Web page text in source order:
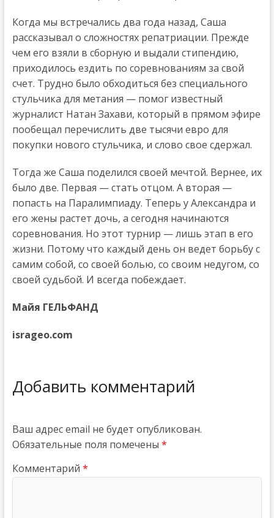
Когда мы встречались два года назад, Саша
рассказывал о сложностях репатриации. Прежде
чем его взяли в сборную и выдали стипендию,
приходилось ездить по соревнованиям за свой
счет. Трудно было обходиться без специального
стульчика для метания — помог известный
журналист Натан Захави, который в прямом эфире
пообещал перечислить две тысячи евро для
покупки нового стульчика, и слово свое сдержал.
Тогда же Саша поделился своей мечтой. Вернее, их
было две. Первая — стать отцом. А вторая —
попасть на Паралимпиаду. Теперь у Александра и
его жены растет дочь, а сегодня начинаются
соревнования. Но этот турнир — лишь этап в его
жизни. Потому что каждый день он ведет борьбу с
самим собой, со своей болью, со своим недугом, со
своей судьбой. И всегда побеждает.
Майя ГЕЛЬФАНД
isrageo.com
Добавить комментарий
Ваш адрес email не будет опубликован.
Обязательные поля помечены *
Комментарий *